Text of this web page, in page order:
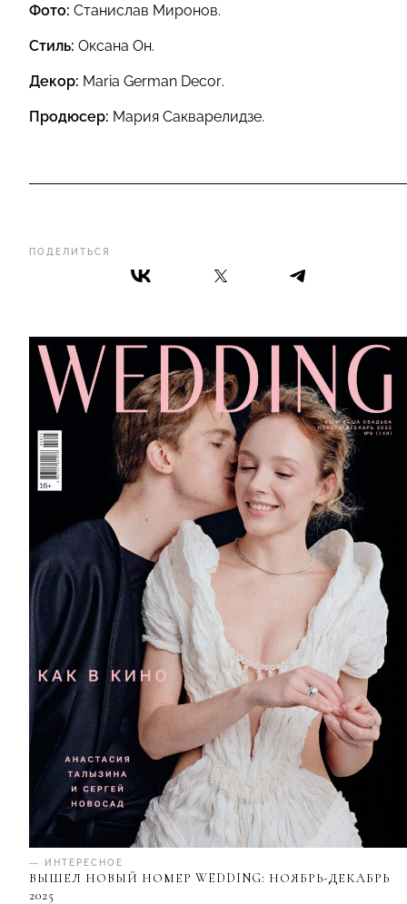
ПОДЕЛИТЬСЯ
— ИНТЕРЕСНОЕ
ВЫШЕЛ НОВЫЙ НОМЕР WEDDING: НОЯБРЬ-ДЕКАБРЬ
2025
Фото: Станислав Миронов.
Стиль: Оксана Он.
Декор: Maria German Decor.
Продюсер: Мария Сакварелидзе.